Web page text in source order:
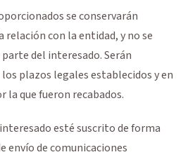
se conservarán
con la entidad, y no se
del interesado. Serán
plazos legales establecidos y en
la que fueron recabados.
esté suscrito de forma
envío de comunicaciones